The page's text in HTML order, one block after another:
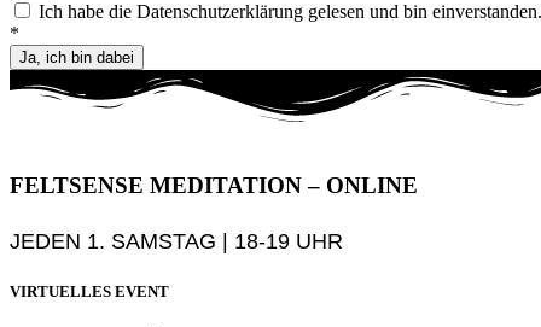
Ich habe die Datenschutzerklärung gelesen und bin einverstanden.
*
Ja, ich bin dabei
FELTSENSE MEDITATION – ONLINE
JEDEN 1. SAMSTAG | 18-19 UHR
VIRTUELLES EVENT